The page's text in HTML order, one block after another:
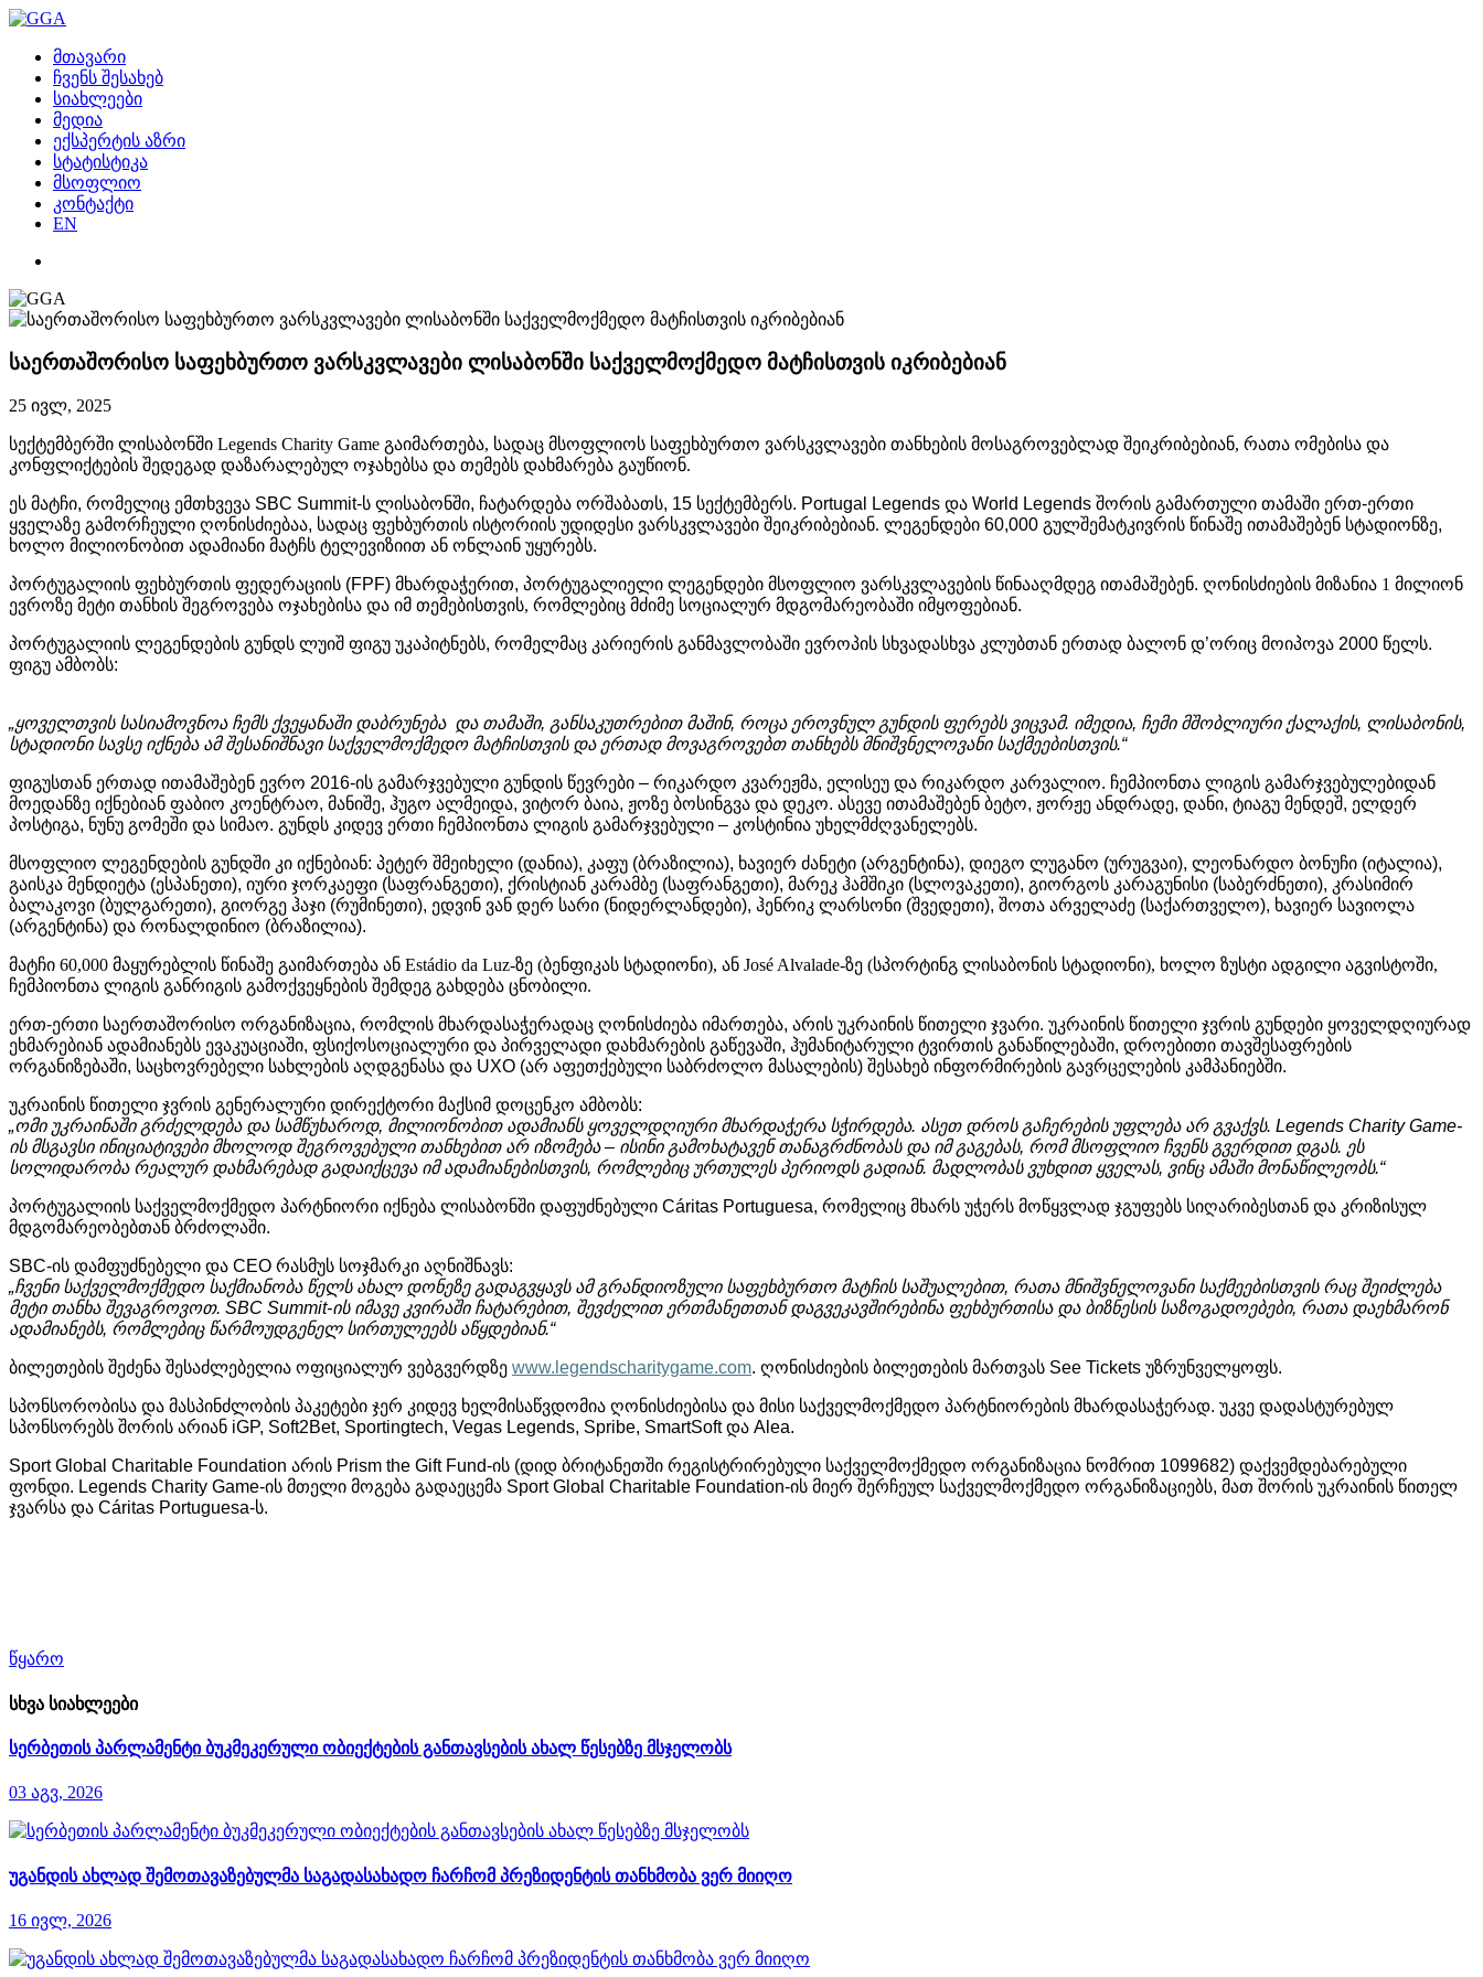
მთავარი
ჩვენს შესახებ
სიახლეები
მედია
ექსპერტის აზრი
სტატისტიკა
მსოფლიო
კონტაქტი
EN
საერთაშორისო საფეხბურთო ვარსკვლავები ლისაბონში საქველმოქმედო მატჩისთვის იკრიბებიან
25 ივლ, 2025
სექტემბერში ლისაბონში Legends Charity Game გაიმართება, სადაც მსოფლიოს საფეხბურთო ვარსკვლავები თანხების მოსაგროვებლად შეიკრიბებიან, რათა ომებისა და
კონფლიქტების შედეგად დაზარალებულ ოჯახებსა და თემებს დახმარება გაუწიონ.
ეს მატჩი, რომელიც ემთხვევა SBC Summit-ს ლისაბონში, ჩატარდება ორშაბათს, 15 სექტემბერს. Portugal Legends და World Legends შორის გამართული თამაში ერთ-ერთი
ყველაზე გამორჩეული ღონისძიებაა, სადაც ფეხბურთის ისტორიის უდიდესი ვარსკვლავები შეიკრიბებიან. ლეგენდები 60,000 გულშემატკივრის წინაშე ითამაშებენ სტადიონზე,
ხოლო მილიონობით ადამიანი მატჩს ტელევიზიით ან ონლაინ უყურებს.
პორტუგალიის ფეხბურთის ფედერაციის (FPF) მხარდაჭერით, პორტუგალიელი ლეგენდები მსოფლიო ვარსკვლავების წინააღმდეგ ითამაშებენ. ღონისძიების მიზანია 1 მილიონ
ევროზე მეტი თანხის შეგროვება ოჯახებისა და იმ თემებისთვის, რომლებიც მძიმე სოციალურ მდგომარეობაში იმყოფებიან.
პორტუგალიის ლეგენდების გუნდს ლუიშ ფიგუ უკაპიტნებს, რომელმაც კარიერის განმავლობაში ევროპის სხვადასხვა კლუბთან ერთად ბალონ დ’ორიც მოიპოვა 2000 წელს.
ფიგუ ამბობს:
„ყოველთვის სასიამოვნოა ჩემს ქვეყანაში დაბრუნება და თამაში, განსაკუთრებით მაშინ, როცა ეროვნულ გუნდის ფერებს ვიცვამ. იმედია, ჩემი მშობლიური ქალაქის, ლისაბონის,
სტადიონი სავსე იქნება ამ შესანიშნავი საქველმოქმედო მატჩისთვის და ერთად მოვაგროვებთ თანხებს მნიშვნელოვანი საქმეებისთვის.“
ფიგუსთან ერთად ითამაშებენ ევრო 2016-ის გამარჯვებული გუნდის წევრები – რიკარდო კვარეჟმა, ელისეუ და რიკარდო კარვალიო. ჩემპიონთა ლიგის გამარჯვებულებიდან
მოედანზე იქნებიან ფაბიო კოენტრაო, მანიშე, ჰუგო ალმეიდა, ვიტორ ბაია, ჟოზე ბოსინგვა და დეკო. ასევე ითამაშებენ ბეტო, ჟორჟე ანდრადე, დანი, ტიაგუ მენდეშ, ელდერ
პოსტიგა, ნუნუ გომეში და სიმაო. გუნდს კიდევ ერთი ჩემპიონთა ლიგის გამარჯვებული – კოსტინია უხელმძღვანელებს.
მსოფლიო ლეგენდების გუნდში კი იქნებიან: პეტერ შმეიხელი (დანია), კაფუ (ბრაზილია), ხავიერ ძანეტი (არგენტინა), დიეგო ლუგანო (ურუგვაი), ლეონარდო ბონუჩი (იტალია),
გაისკა მენდიეტა (ესპანეთი), იური ჯორკაეფი (საფრანგეთი), ქრისტიან კარამბე (საფრანგეთი), მარეკ ჰამშიკი (სლოვაკეთი), გიორგოს კარაგუნისი (საბერძნეთი), კრასიმირ
ბალაკოვი (ბულგარეთი), გიორგე ჰაჯი (რუმინეთი), ედვინ ვან დერ სარი (ნიდერლანდები), ჰენრიკ ლარსონი (შვედეთი), შოთა არველაძე (საქართველო), ხავიერ სავიოლა
(არგენტინა) და რონალდინიო (ბრაზილია).
მატჩი 60,000 მაყურებლის წინაშე გაიმართება ან Estádio da Luz-ზე (ბენფიკას სტადიონი), ან José Alvalade-ზე (სპორტინგ ლისაბონის სტადიონი), ხოლო ზუსტი ადგილი აგვისტოში,
ჩემპიონთა ლიგის განრიგის გამოქვეყნების შემდეგ გახდება ცნობილი.
ერთ-ერთი საერთაშორისო ორგანიზაცია, რომლის მხარდასაჭერადაც ღონისძიება იმართება, არის უკრაინის წითელი ჯვარი. უკრაინის წითელი ჯვრის გუნდები ყოველდღიურად
ეხმარებიან ადამიანებს ევაკუაციაში, ფსიქოსოციალური და პირველადი დახმარების გაწევაში, ჰუმანიტარული ტვირთის განაწილებაში, დროებითი თავშესაფრების
ორგანიზებაში, საცხოვრებელი სახლების აღდგენასა და UXO (არ აფეთქებული საბრძოლო მასალების) შესახებ ინფორმირების გავრცელების კამპანიებში.
უკრაინის წითელი ჯვრის გენერალური დირექტორი მაქსიმ დოცენკო ამბობს:
„ომი უკრაინაში გრძელდება და სამწუხაროდ, მილიონობით ადამიანს ყოველდღიური მხარდაჭერა სჭირდება. ასეთ დროს გაჩერების უფლება არ გვაქვს. Legends Charity Game-
ის მსგავსი ინიციატივები მხოლოდ შეგროვებული თანხებით არ იზომება– ისინი გამოხატავენ თანაგრძნობას და იმ გაგებას, რომ მსოფლიო ჩვენს გვერდით დგას. ეს
სოლიდარობა რეალურ დახმარებად გადაიქცევა იმ ადამიანებისთვის, რომლებიც ურთულეს პერიოდს გადიან. მადლობას ვუხდით ყველას, ვინც ამაში მონაწილეობს.“
პორტუგალიის საქველმოქმედო პარტნიორი იქნება ლისაბონში დაფუძნებული Cáritas Portuguesa, რომელიც მხარს უჭერს მოწყვლად ჯგუფებს სიღარიბესთან და კრიზისულ
მდგომარეობებთან ბრძოლაში.
SBC-ის დამფუძნებელი და CEO რასმუს სოჯმარკი აღნიშნავს:
„ჩვენი საქველმოქმედო საქმიანობა წელს ახალ დონეზე გადაგვყავს ამ გრანდიოზული საფეხბურთო მატჩის საშუალებით, რათა მნიშვნელოვანი საქმეებისთვის რაც შეიძლება
მეტი თანხა შევაგროვოთ. SBC Summit-ის იმავე კვირაში ჩატარებით, შევძელით ერთმანეთთან დაგვეკავშირებინა ფეხბურთისა და ბიზნესის საზოგადოებები, რათა დაეხმარონ
ადამიანებს, რომლებიც წარმოუდგენელ სირთულეებს აწყდებიან.“
ბილეთების შეძენა შესაძლებელია ოფიციალურ ვებგვერდზე www.legendscharitygame.com. ღონისძიების ბილეთების მართვას See Tickets უზრუნველყოფს.
სპონსორობისა და მასპინძლობის პაკეტები ჯერ კიდევ ხელმისაწვდომია ღონისძიებისა და მისი საქველმოქმედო პარტნიორების მხარდასაჭერად. უკვე დადასტურებულ
სპონსორებს შორის არიან iGP, Soft2Bet, Sportingtech, Vegas Legends, Spribe, SmartSoftდა Alea.
Sport Global Charitable Foundation არის Prism the Gift Fund-ის (დიდ ბრიტანეთში რეგისტრირებული საქველმოქმედო ორგანიზაცია ნომრით 1099682) დაქვემდებარებული
ფონდი. Legends Charity Game-ის მთელი მოგება გადაეცემა Sport Global Charitable Foundation-ის მიერ შერჩეულ საქველმოქმედო ორგანიზაციებს, მათ შორის უკრაინის წითელ
ჯვარსა და Cáritas Portuguesa-ს.
წყარო
სხვა სიახლეები
სერბეთის პარლამენტი ბუკმეკერული ობიექტების განთავსების ახალ წესებზე მსჯელობს
03 აგვ, 2026
უგანდის ახლად შემოთავაზებულმა საგადასახადო ჩარჩომ პრეზიდენტის თანხმობა ვერ მიიღო
16 ივლ, 2026